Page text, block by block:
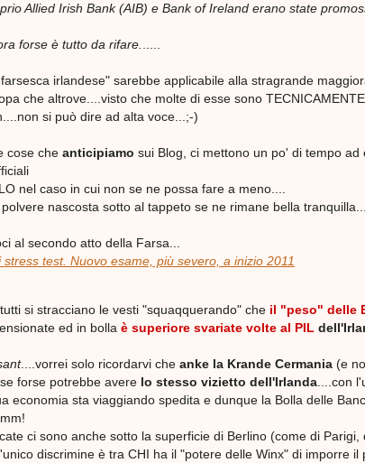
Allied Irish Bank (AIB) e Bank of Ireland erano state
forse è tutto da rifare.
irlandese" sarebbe applicabile alla stragrande
che altrove....visto che molte di esse sono TECNICAMENTE
si può dire ad alta voce...;-)
cose che anticipiamo sui Blog, ci mettono un po' di tempo ad
nel caso in cui non se ne possa fare a meno....
nascosta sotto al tappeto se ne rimane bella tranquilla...
al secondo atto della Farsa...
stress test. Nuovo esame, più severo, a inizio 2011
si stracciano le vesti "squaqquerando" che il "peso" delle
ed in bolla è superiore svariate volte al PIL
....vorrei solo ricordarvi che anke la Krande Cermania (e
forse potrebbe avere lo stesso vizietto dell'Irlanda....con
economia sta viaggiando spedita e dunque la Bolla delle
ci sono anche sotto la superficie di Berlino (come di Parigi,
discrimine è tra CHI ha il "potere delle Winx" di imporre il